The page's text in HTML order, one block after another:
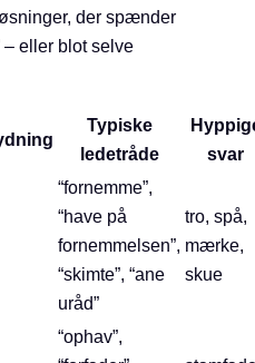
der spænder
– eller blot selve
Typiske
ledetråde
svar
“fornemme”,
“have på
fornemmelsen”,
“skimte”, “ane
uråd”
tro, spå,
mærke,
skue
“ophav”,